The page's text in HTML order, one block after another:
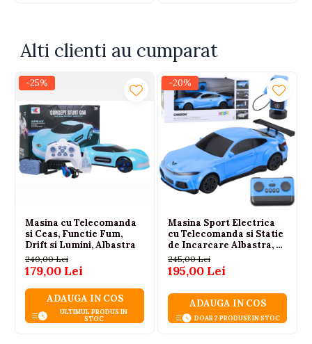
Alti clienti au cumparat
-25%
Masina cu Telecomanda
si Ceas, Functie Fum,
Drift si Lumini, Albastra
240,00 Lei
179,00 Lei
ADAUGA IN COS
ULTIMUL PRODUS IN
STOC
-20%
Masina Sport Electrica
cu Telecomanda si Statie
de Incarcare Albastra, 3
ANI+
245,00 Lei
195,00 Lei
ADAUGA IN COS
DOAR 2 PRODUSE IN STOC